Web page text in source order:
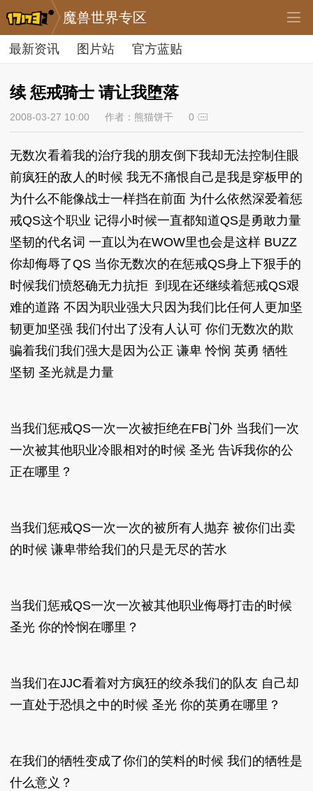
魔兽世界专区
最新资讯 图片站 官方蓝贴
续 惩戒骑士 请让我堕落
2008-03-27 10:00 作者：熊猫饼干 0
无数次看着我的治疗我的朋友倒下我却无法控制住眼
前疯狂的敌人的时候 我无不痛恨自己是我是穿板甲的
为什么不能像战士一样挡在前面 为什么依然深爱着惩
戒QS这个职业 记得小时候一直都知道QS是勇敢力量
坚韧的代名词 一直以为在WOW里也会是这样 BUZZ
你却侮辱了QS 当你无数次的在惩戒QS身上下狠手的
时候我们愤怒确无力抗拒 到现在还继续着惩戒QS艰
难的道路 不因为职业强大只因为我们比任何人更加坚
韧更加坚强 我们付出了没有人认可 你们无数次的欺
骗着我们我们强大是因为公正 谦卑 怜悯 英勇 牺牲
坚韧 圣光就是力量
当我们惩戒QS一次一次被拒绝在FB门外 当我们一次
一次被其他职业冷眼相对的时候 圣光 告诉我你的公
正在哪里？
当我们惩戒QS一次一次的被所有人抛弃 被你们出卖
的时候 谦卑带给我们的只是无尽的苦水
当我们惩戒QS一次一次被其他职业侮辱打击的时候
圣光 你的怜悯在哪里？
当我们在JJC看着对方疯狂的绞杀我们的队友 自己却
一直处于恐惧之中的时候 圣光 你的英勇在哪里？
在我们的牺牲变成了你们的笑料的时候 我们的牺牲是
什么意义？